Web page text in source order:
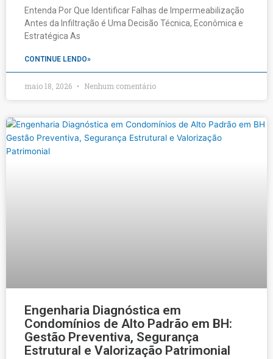
Entenda Por Que Identificar Falhas de Impermeabilização
Antes da Infiltração é Uma Decisão Técnica, Econômica e
Estratégica As
CONTINUE LENDO»
maio 18, 2026 Nenhum comentário
Engenharia Diagnóstica em
Condomínios de Alto Padrão em BH:
Gestão Preventiva, Segurança
Estrutural e Valorização Patrimonial